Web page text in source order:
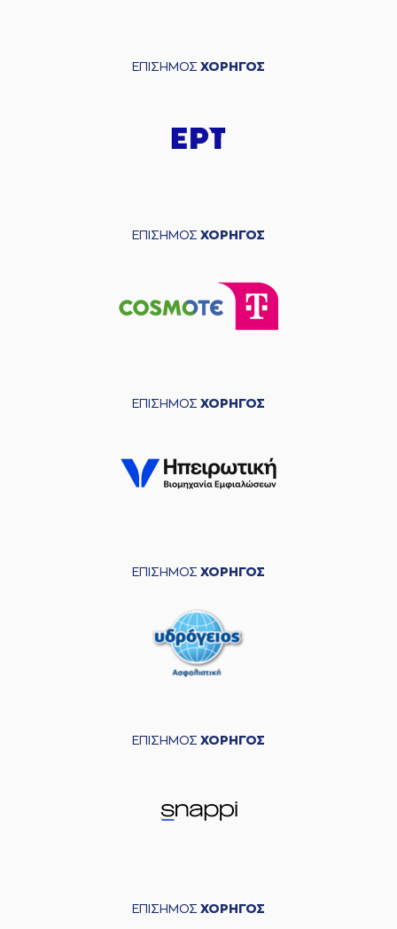
ΕΠΙΣΗΜΟΣ ΧΟΡΗΓΟΣ
ΕΠΙΣΗΜΟΣ ΧΟΡΗΓΟΣ
ΕΠΙΣΗΜΟΣ ΧΟΡΗΓΟΣ
ΕΠΙΣΗΜΟΣ ΧΟΡΗΓΟΣ
ΕΠΙΣΗΜΟΣ ΧΟΡΗΓΟΣ
ΕΠΙΣΗΜΟΣ ΧΟΡΗΓΟΣ